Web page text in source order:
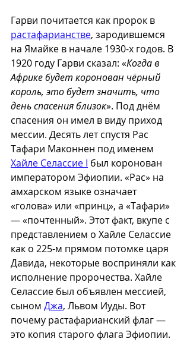
Гарви почитается как пророк в
растафарианстве, зародившемся
на Ямайке в начале 1930-х годов. В
1920 году Гарви сказал: «Когда в
Африке будет коронован чёрный
король, это будет значить, что
день спасения близок». Под днём
спасения он имел в виду приход
мессии. Десять лет спустя Рас
Тафари Маконнен под именем
Хайле Селассие I был коронован
императором Эфиопии. «Рас» на
амхарском языке означает
«голова» или «принц», а «Тафари»
— «почтенный». Этот факт, вкупе с
представлением о Хайле Селассие
как о 225-м прямом потомке царя
Давида, некоторые восприняли как
исполнение пророчества. Хайле
Селассие был объявлен мессией,
сыном Джа, Львом Иуды. Вот
почему растафарианский флаг —
это копия старого флага Эфиопии.